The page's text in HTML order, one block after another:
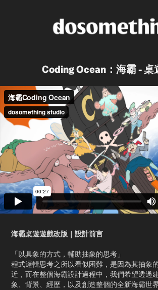
Coding Ocean：海霸 - 桌
海霸桌遊遊戲改版｜設計前言
「以具象的方式，輔助抽象的思考 」
程式邏輯思考之所以看似困難，是因為其抽象
近，而在整個海霸設計過程中，我們希望透過
象、背景、經歷，以及創造整個的全新海霸世